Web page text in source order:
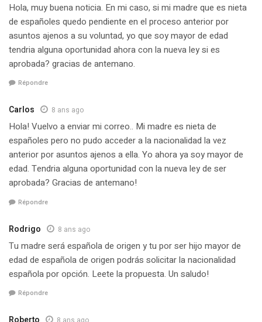
Hola, muy buena noticia. En mi caso, si mi madre que es nieta
de españoles quedo pendiente en el proceso anterior por
asuntos ajenos a su voluntad, yo que soy mayor de edad
tendria alguna oportunidad ahora con la nueva ley si es
aprobada? gracias de antemano.
Répondre
Carlos 8 ans ago
Hola! Vuelvo a enviar mi correo.. Mi madre es nieta de
españoles pero no pudo acceder a la nacionalidad la vez
anterior por asuntos ajenos a ella. Yo ahora ya soy mayor de
edad. Tendria alguna oportunidad con la nueva ley de ser
aprobada? Gracias de antemano!
Répondre
Rodrigo 8 ans ago
Tu madre será española de origen y tu por ser hijo mayor de
edad de española de origen podrás solicitar la nacionalidad
española por opción. Leete la propuesta. Un saludo!
Répondre